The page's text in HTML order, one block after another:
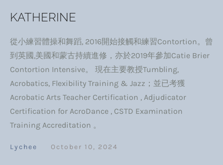
KATHERINE
從小練習體操和舞蹈, 2016開始接觸和練習Contortion。曾
到英國,美國和蒙古持續進修，亦於2019年參加Catie Brier
Contortion Intensive。 現在主要教授Tumbling,
Acrobatics, Flexibility Training & Jazz；並已考獲
Acrobatic Arts Teacher Certification , Adjudicator
Certification for AcroDance , CSTD Examination
Training Accreditation 。
Lychee October 10, 2024